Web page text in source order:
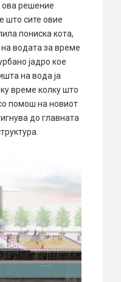
ова решение
што сите овие
пониска кота,
водата за време
јадро кое
на вода ја
време колку што
помош на новиот
до главната